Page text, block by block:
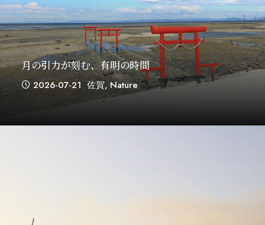
月の引力が刻む、有明の時間
2026-07-21 佐賀,Nature